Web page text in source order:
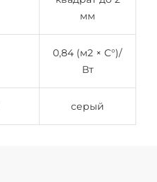
мм
0,84 (м2 × C°)/
Вт
серый